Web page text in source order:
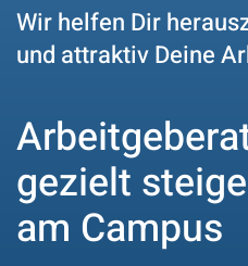
Wir helfen Dir
und attraktiv Deine
gezielt
am Campus